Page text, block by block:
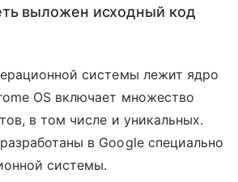
выложен исходный код
системы лежит ядро
OS включает множество
в том числе и уникальных.
в Google специально
системы.